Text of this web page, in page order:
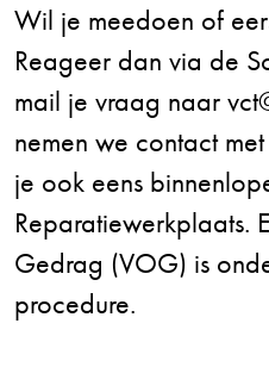
Wil je meedoen of
Reageer dan via de
mail je vraag naar
nemen we contact
je ook eens
Reparatiewerkplaats.
Gedrag (VOG) is
procedure.